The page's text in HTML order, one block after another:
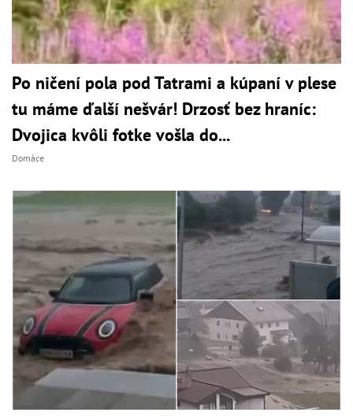
Po ničení pola pod Tatrami a kúpaní v plese
tu máme ďalší nešvár! Drzosť bez hraníc:
Dvojica kvôli fotke vošla do...
Domáce